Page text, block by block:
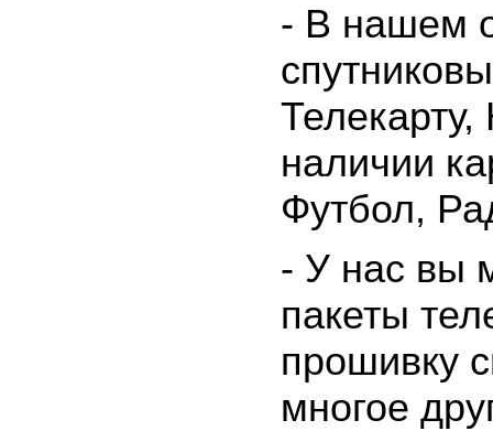
- В нашем
наличии
Футбол,
- У нас вы
пакеты
прошивку
многое